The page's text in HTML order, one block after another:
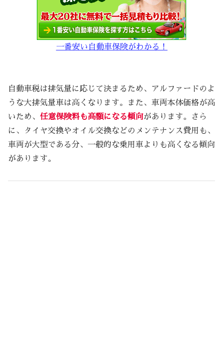
一番安い自動車保険がわかる！
自動車税は排気量に応じて決まるため、アルファードのよ
うな大排気量車は高くなります。また、車両本体価格が高
いため、 任意保険料も高額になる傾向があります。さら
に、タイヤ交換やオイル交換などのメンテナンス費用も、
車両が大型である分、一般的な乗用車よりも高くなる傾向
があります。